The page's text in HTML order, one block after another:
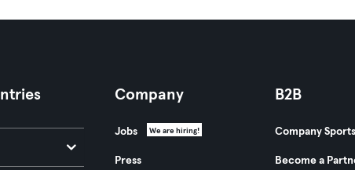
Company
Jobs We are hiring!
Press
B2B
Company Sports
Become a